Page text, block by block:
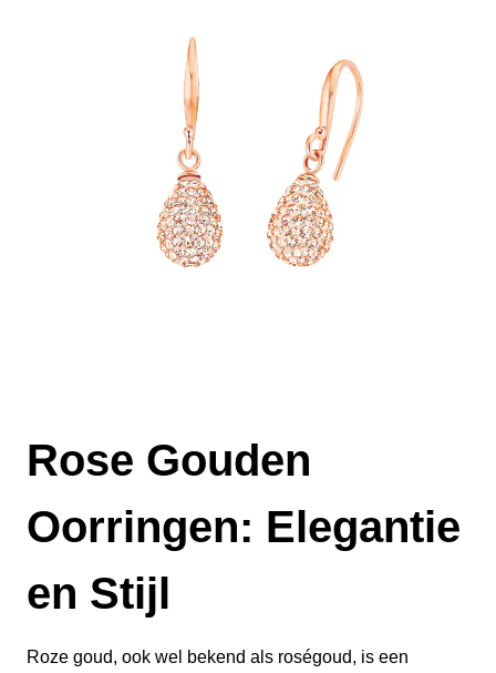
Rose Gouden
Oorringen: Elegantie
en Stijl
Roze goud, ook wel bekend als roségoud, is een